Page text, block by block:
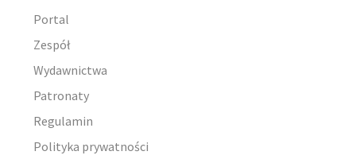
Portal
Zespół
Wydawnictwa
Patronaty
Regulamin
Polityka prywatności